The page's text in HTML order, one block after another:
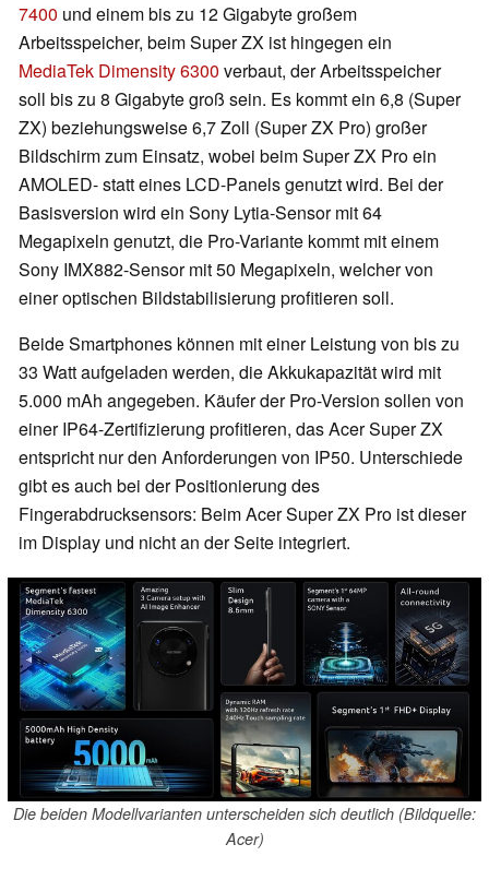
7400 und einem bis zu 12 Gigabyte großem
Arbeitsspeicher, beim Super ZX ist hingegen ein
MediaTek Dimensity 6300 verbaut, der Arbeitsspeicher
soll bis zu 8 Gigabyte groß sein. Es kommt ein 6,8 (Super
ZX) beziehungsweise 6,7 Zoll (Super ZX Pro) großer
Bildschirm zum Einsatz, wobei beim Super ZX Pro ein
AMOLED- statt eines LCD-Panels genutzt wird. Bei der
Basisversion wird ein Sony Lytia-Sensor mit 64
Megapixeln genutzt, die Pro-Variante kommt mit einem
Sony IMX882-Sensor mit 50 Megapixeln, welcher von
einer optischen Bildstabilisierung profitieren soll.
Beide Smartphones können mit einer Leistung von bis zu
33 Watt aufgeladen werden, die Akkukapazität wird mit
5.000 mAh angegeben. Käufer der Pro-Version sollen von
einer IP64-Zertifizierung profitieren, das Acer Super ZX
entspricht nur den Anforderungen von IP50. Unterschiede
gibt es auch bei der Positionierung des
Fingerabdrucksensors: Beim Acer Super ZX Pro ist dieser
im Display und nicht an der Seite integriert.
Die beiden Modellvarianten unterscheiden sich deutlich (Bildquelle:
Acer)